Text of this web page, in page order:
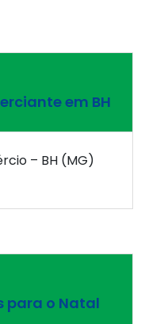
em BH
– BH (MG)
para o Natal